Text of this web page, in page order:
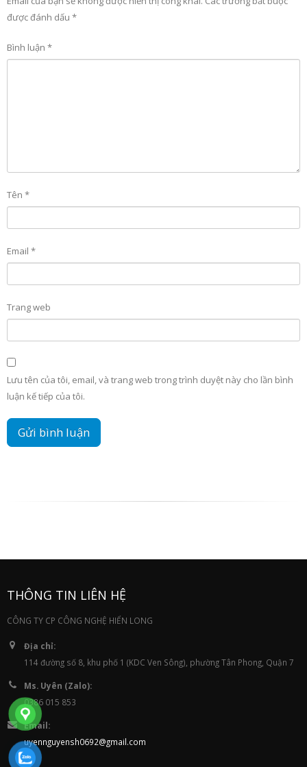
được đánh dấu *
Bình luận *
Tên *
Email *
Trang web
Lưu tên của tôi, email, và trang web trong trình duyệt này cho lần bình
luận kế tiếp của tôi.
THÔNG TIN LIÊN HỆ
CÔNG TY CP CÔNG NGHỆ HIỂN LONG
Địa chỉ:
114 đường số 8, khu phố 1 (KDC Ven Sông), phường Tân Phong, Quận 7
Ms. Uyên (Zalo):
0386 015 853
Email:
uyennguyensh0692@gmail.com